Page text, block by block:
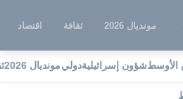
مونديال 2026 ثقافة اقتصاد
الأوسطشؤون إسرائيليةدوليمونديال 2026